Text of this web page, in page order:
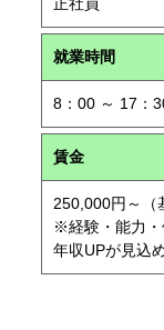
就業時間
8：00 ～ 17：
賃金
250,000円～（
※経験・能力・
年収UPが見込